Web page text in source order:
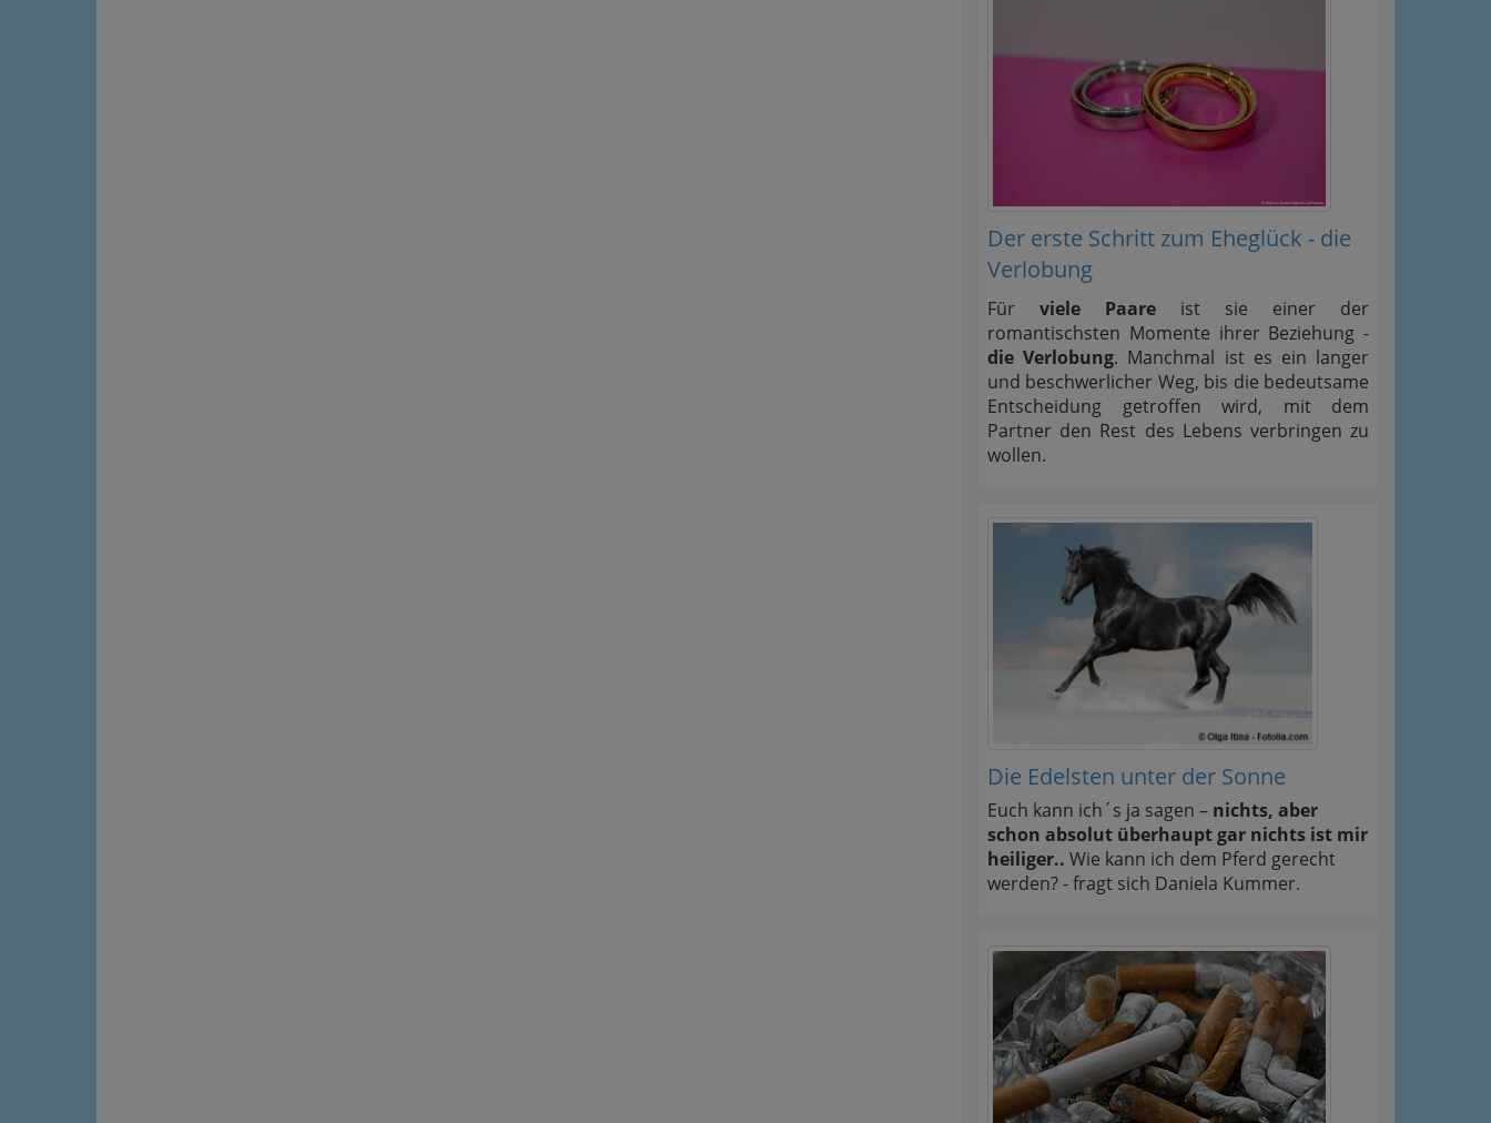
Der erste Schritt zum Eheglück - die
Verlobung
Für viele Paare ist sie einer der
romantischsten Momente ihrer Beziehung -
die Verlobung. Manchmal ist es ein langer
und beschwerlicher Weg, bis die bedeutsame
Entscheidung getroffen wird, mit dem
Partner den Rest des Lebens verbringen zu
wollen.
Die Edelsten unter der Sonne
Euch kann ich´s ja sagen – nichts, aber
schon absolut überhaupt gar nichts ist mir
heiliger.. Wie kann ich dem Pferd gerecht
werden? - fragt sich Daniela Kummer.